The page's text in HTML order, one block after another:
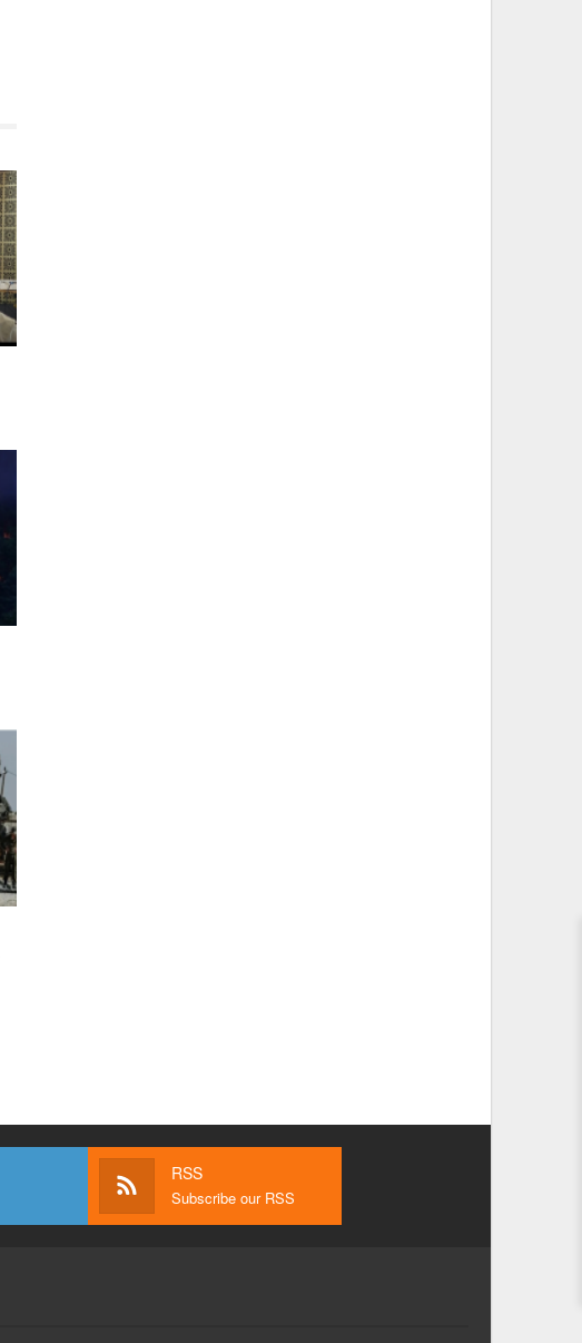
RSS
Subscribe our RSS